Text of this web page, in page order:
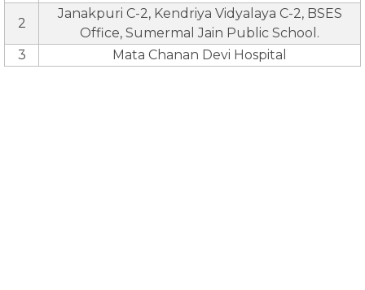
2
Janakpuri C-2, Kendriya Vidyalaya C-2, BSES
Office, Sumermal Jain Public School.
3
Mata Chanan Devi Hospital